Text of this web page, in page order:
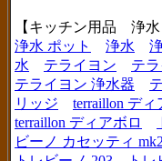
【キッチン用品 浄水
浄水 ポット
浄水
水
テライヨン
テ
テライヨン 浄水器
リッジ
terraillon デ
terraillon ディアボロ
ビーノ カセッティ